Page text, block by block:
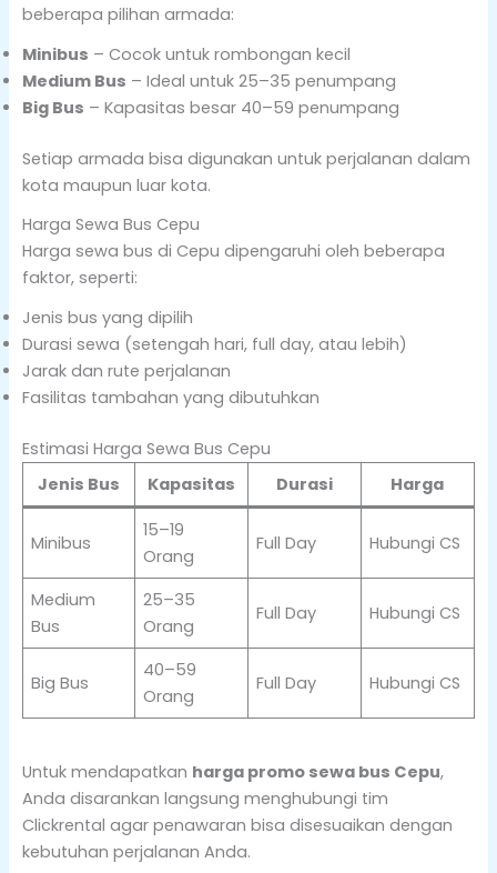
beberapa pilihan armada:
Minibus – Cocok untuk rombongan kecil
Medium Bus – Ideal untuk 25–35 penumpang
Big Bus – Kapasitas besar 40–59 penumpang
Setiap armada bisa digunakan untuk perjalanan dalam
kota maupun luar kota.
Harga Sewa Bus Cepu
Harga sewa bus di Cepu dipengaruhi oleh beberapa
faktor, seperti:
Jenis bus yang dipilih
Durasi sewa (setengah hari, full day, atau lebih)
Jarak dan rute perjalanan
Fasilitas tambahan yang dibutuhkan
Estimasi Harga Sewa Bus Cepu
Jenis Bus
Kapasitas Durasi Harga
Minibus
15–19
Orang
Full Day Hubungi CS
Medium
Bus
25–35
Orang
Full Day Hubungi CS
Big Bus
40–59
Orang
Full Day Hubungi CS
Untuk mendapatkan harga promo sewa bus Cepu,
Anda disarankan langsung menghubungi tim
Clickrental agar penawaran bisa disesuaikan dengan
kebutuhan perjalanan Anda.